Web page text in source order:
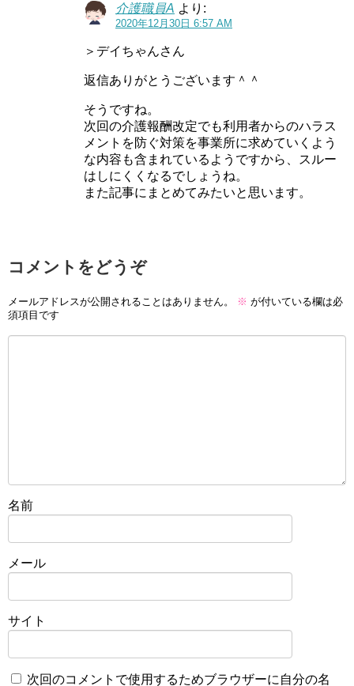
介護職員A より:
2020年12月30日 6:57 AM
＞デイちゃんさん
返信ありがとうございます＾＾
そうですね。
次回の介護報酬改定でも利用者からのハラス
メントを防ぐ対策を事業所に求めていくよう
な内容も含まれているようですから、スルー
はしにくくなるでしょうね。
また記事にまとめてみたいと思います。
コメントをどうぞ
メールアドレスが公開されることはありません。 ※ が付いている欄は必
須項目です
名前
メール
サイト
次回のコメントで使用するためブラウザーに自分の名